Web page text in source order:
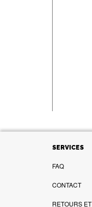
SERVICES
FAQ
CONTACT
RETOURS ET